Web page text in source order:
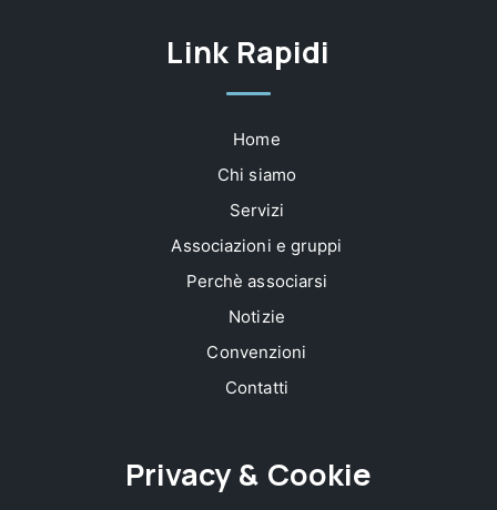
Link Rapidi
Home
Chi siamo
Servizi
Associazioni e gruppi
Perchè associarsi
Notizie
Convenzioni
Contatti
Privacy & Cookie